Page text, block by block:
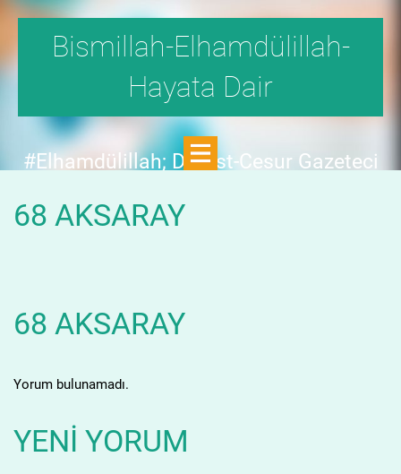
Bismillah-Elhamdülillah-
Hayata Dair
#Elhamdülillah; Dürüst-Cesur Gazeteci
Dergisi,fetö tehlikesini SAYFA SAYFA
68 AKSARAY
68 AKSARAY
Yorum bulunamadı.
YENI YORUM